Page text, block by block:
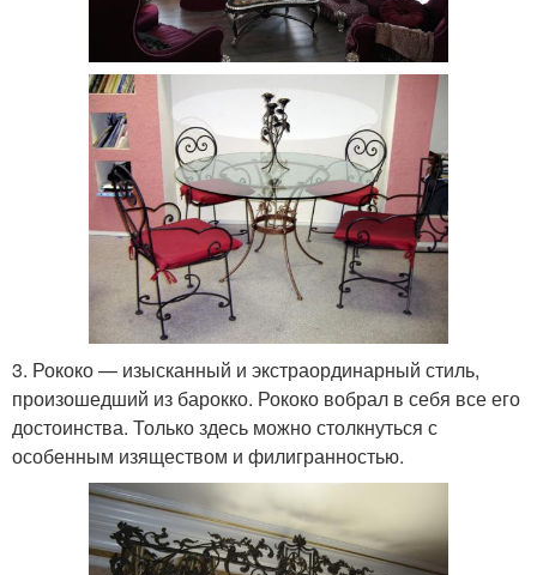
3. Рококо — изысканный и экстраординарный стиль,
произошедший из барокко. Рококо вобрал в себя все его
достоинства. Только здесь можно столкнуться с
особенным изяществом и филигранностью.